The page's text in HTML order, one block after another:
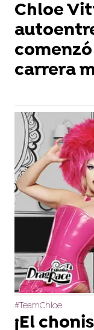
Chloe
carrera
#TeamChloe
¡El